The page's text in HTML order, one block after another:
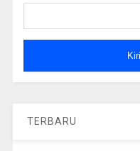
TERBARU